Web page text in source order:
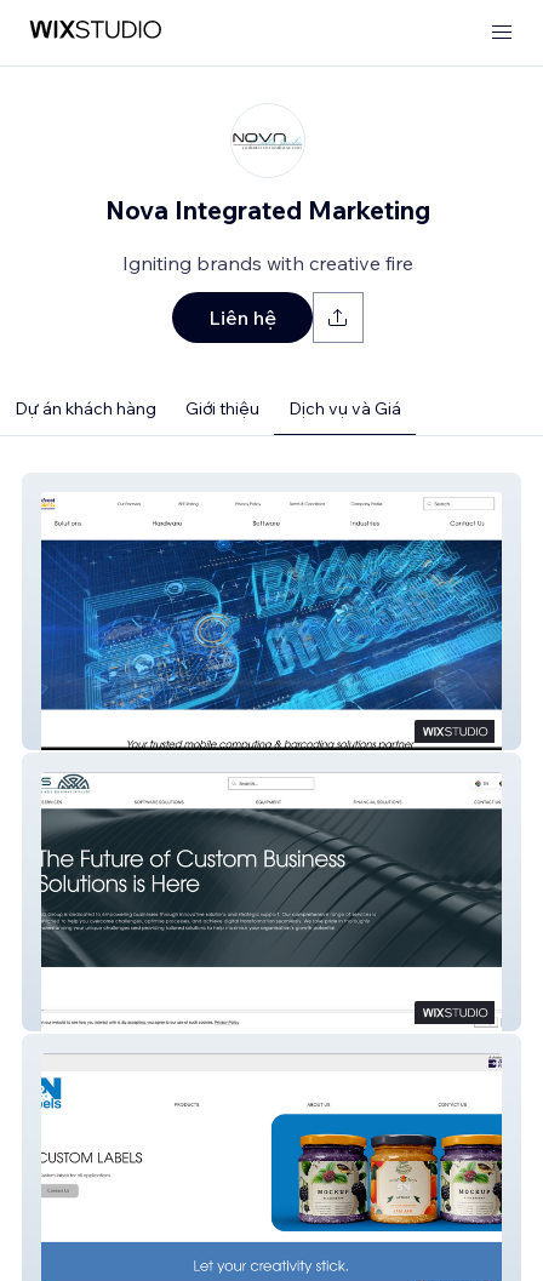
Nova Integrated Marketing
Igniting brands with creative fire
Liên hệ
Dự án khách hàng Giới thiệu Dịch vụ và Giá